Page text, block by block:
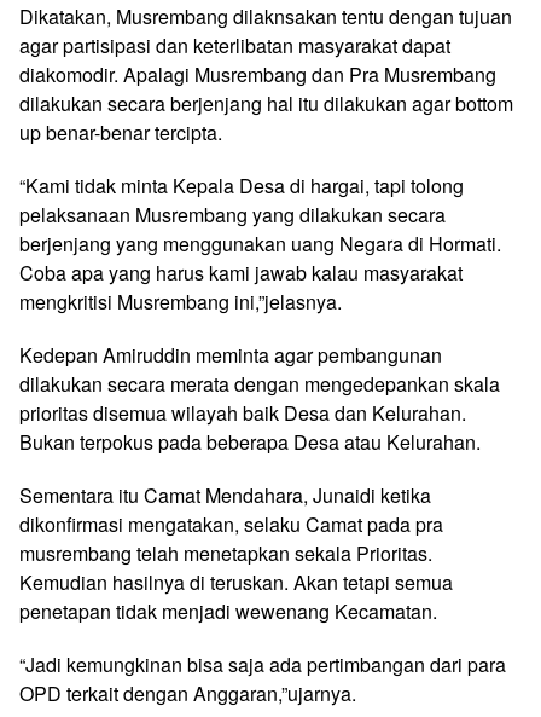
Dikatakan, Musrembang dilaknsakan tentu dengan tujuan
agar partisipasi dan keterlibatan masyarakat dapat
diakomodir. Apalagi Musrembang dan Pra Musrembang
dilakukan secara berjenjang hal itu dilakukan agar bottom
up benar-benar tercipta.
“Kami tidak minta Kepala Desa di hargai, tapi tolong
pelaksanaan Musrembang yang dilakukan secara
berjenjang yang menggunakan uang Negara di Hormati.
Coba apa yang harus kami jawab kalau masyarakat
mengkritisi Musrembang ini,”jelasnya.
Kedepan Amiruddin meminta agar pembangunan
dilakukan secara merata dengan mengedepankan skala
prioritas disemua wilayah baik Desa dan Kelurahan.
Bukan terpokus pada beberapa Desa atau Kelurahan.
Sementara itu Camat Mendahara, Junaidi ketika
dikonfirmasi mengatakan, selaku Camat pada pra
musrembang telah menetapkan sekala Prioritas.
Kemudian hasilnya di teruskan. Akan tetapi semua
penetapan tidak menjadi wewenang Kecamatan.
“Jadi kemungkinan bisa saja ada pertimbangan dari para
OPD terkait dengan Anggaran,”ujarnya.